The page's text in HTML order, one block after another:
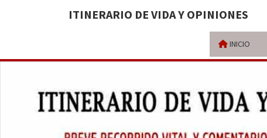
ITINERARIO DE VIDA Y OPINIONES
INICIO